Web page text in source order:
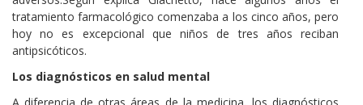
tratamiento farmacológico comenzaba a los cinco años, pero
hoy no es excepcional que niños de tres años reciban
antipsicóticos.
Los diagnósticos en salud mental